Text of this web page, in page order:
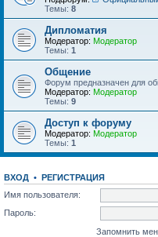
Темы: 8
Дипломатия
Модератор: Модератор
Темы: 1
Общение
Форум предназначен для
Модератор: Модератор
Темы: 9
Доступ к форуму
Модератор: Модератор
Темы: 1
ВХОД • РЕГИСТРАЦИЯ
Имя пользователя:
Пароль:
Запомнить